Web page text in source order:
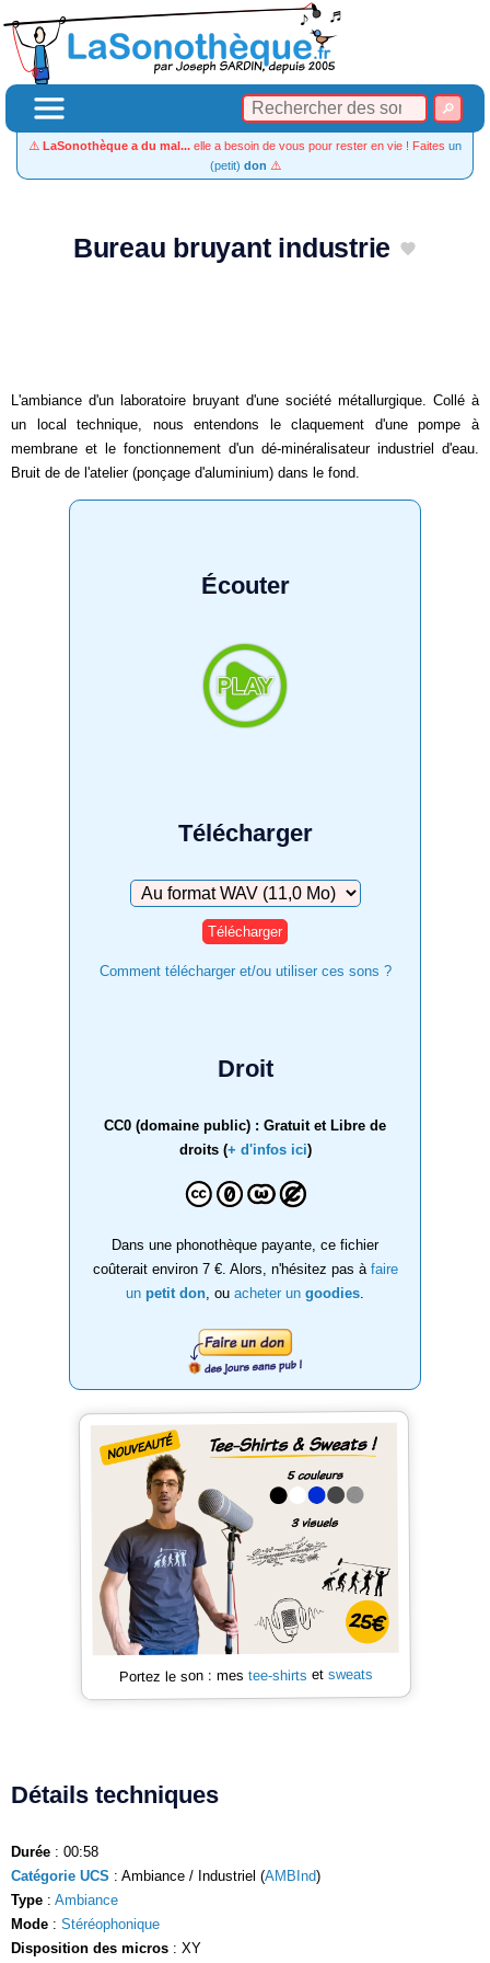
⚠️ LaSonothèque a du mal... elle a besoin de vous pour rester en vie ! Faites un
(petit) don ⚠️
Bureau bruyant industrie
L'ambiance d'un laboratoire bruyant d'une société métallurgique. Collé à
un local technique, nous entendons le claquement d'une pompe à
membrane et le fonctionnement d'un dé-minéralisateur industriel d'eau.
Bruit de de l'atelier (ponçage d'aluminium) dans le fond.
Écouter
Télécharger
Télécharger
Comment télécharger et/ou utiliser ces sons ?
Droit
CC0 (domaine public) : Gratuit et Libre de
droits (+ d'infos ici)
Dans une phonothèque payante, ce fichier
coûterait environ 7 €. Alors, n'hésitez pas à faire
un petit don , ou acheter un goodies
Portez le son : mes tee-shirts et sweats
Détails techniques
Durée : 00:58
Catégorie UCS : Ambiance / Industriel (AMBInd)
Type : Ambiance
Mode : Stéréophonique
Disposition des micros : XY